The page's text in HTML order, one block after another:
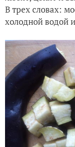
В трех словах:
холодной водой